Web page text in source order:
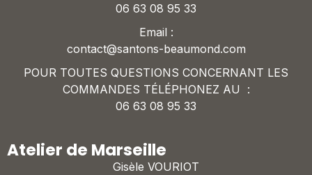
06 63 08 95 33
Email :
contact@santons-beaumond.com
POUR TOUTES QUESTIONS CONCERNANT LES
COMMANDES TÉLÉPHONEZ AU :
06 63 08 95 33
Atelier de Marseille
Gisèle VOURIOT